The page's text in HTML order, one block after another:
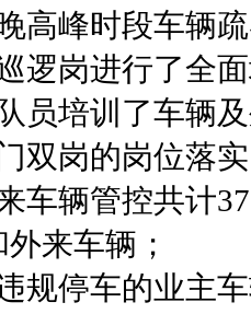
高峰时段车辆
逻岗进行了全
员培训了车辆
双岗的岗位落
车辆管控共计
来车辆；
规停车的业主